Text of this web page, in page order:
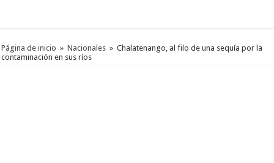
Página de inicio » Nacionales » Chalatenango, al filo de una sequía por la
contaminación en sus ríos